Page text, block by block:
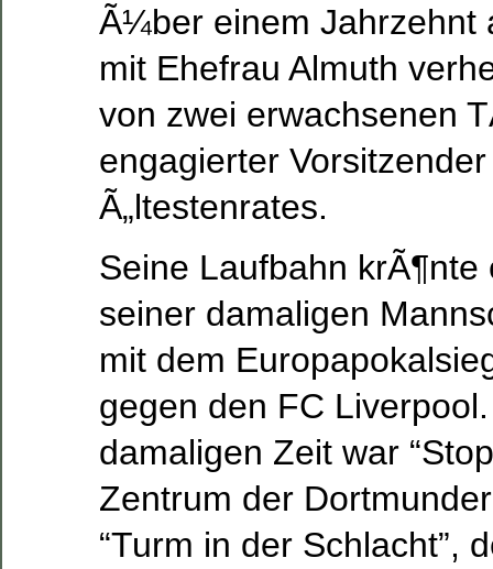
Ã¼ber einem Jahrzehnt
mit Ehefrau Almuth
von zwei erwachsenen
engagierter
Ã„ltestenrates.
Seine Laufbahn
seiner damaligen
mit dem
gegen den FC
damaligen Zeit war
Zentrum der
“Turm in der Schlacht”,